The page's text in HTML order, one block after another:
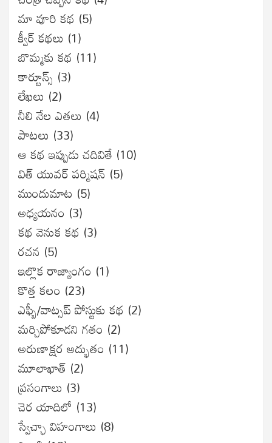
మా వూరి కథ (5)
క్వీర్ కథలు (1)
బొమ్మకు కథ (11)
కార్టూన్స్ (3)
లేఖలు (2)
నీలి నేల ఎతలు (4)
పాటలు (33)
ఆ కథ ఇప్పుడు చదివితే (10)
విత్ యువర్ పర్మిషన్ (5)
ముందుమాట (5)
అధ్యయనం (3)
కథ వెనుక కథ (3)
రచన (5)
ఇల్లొక రాజ్యాంగం (1)
కొత్త కలం (23)
ఎఫ్బీ/వాట్సప్ పోస్టుకు కథ (2)
మర్చిపోకూడని గతం (2)
అరుణాక్షర అద్భుతం (11)
మూలాఖాత్ (2)
ప్రసంగాలు (3)
చెర యాదిలో (13)
స్వేచ్ఛా విహంగాలు (8)